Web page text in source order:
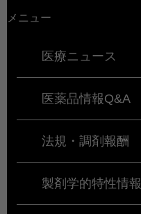
メニュー
医療ニュース
医薬品情報Q&A
法規・調剤報酬
製剤学的特性情報